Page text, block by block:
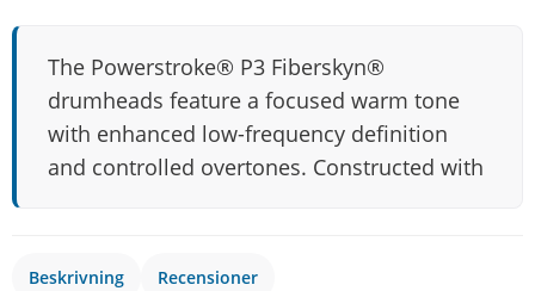
The Powerstroke® P3 Fiberskyn®
drumheads feature a focused warm tone
with enhanced low-frequency definition
and controlled overtones. Constructed with
Beskrivning Recensioner